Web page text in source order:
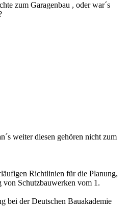
zum Garagenbau , oder war´s
weiter diesen gehören nicht zum
Richtlinien für die Planung,
Schutzbauwerken vom 1.
bei der Deutschen Bauakademie